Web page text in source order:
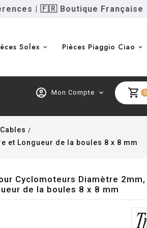
| 🇫🇷 Boutique Française
Solex Pièces Piaggio Ciao
shopping_cart 0
account_circle Mon Compte expand_more
et Longueur de la boules 8 x 8 mm
Cyclomoteurs Diamètre 2mm,
de la boules 8 x 8 mm